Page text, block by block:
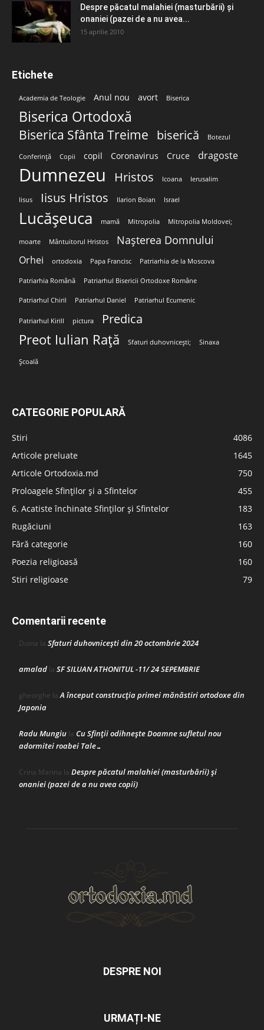
Despre păcatul malahiei (masturbării) şi
onaniei (pazei de a nu avea...
15 aprilie 2010
Etichete
Academia de Teologie Anul nou avort Biserica
Biserica Ortodoxă
Biserica Sfânta Treime biserică Botezul
Conferință Copii copil Coronavirus Cruce dragoste
Dumnezeu Hristos Icoana Ierusalim
Iisus Iisus Hristos Ilarion Boian Israel
Lucășeuca mamă Mitropolia Mitropolia Moldovei;
moarte Mântuitorul Hristos Nașterea Domnului
Orhei ortodoxia Papa Francisc Patriarhia de la Moscova
Patriarhia Română Patriarhul Bisericii Ortodoxe Române
Patriarhul Chiril Patriarhul Daniel Patriarhul Ecumenic
Patriarhul Kirill pictura Predica
Preot Iulian Rață Sfaturi duhovnicești; Sinaxa
Școală
CATEGORIE POPULARĂ
Stiri
4086
Articole preluate
1645
Articole Ortodoxia.md
750
Proloagele Sfinților și a Sfintelor
455
6. Acatiste închinate Sfinților și Sfintelor
183
Rugăciuni
163
Fără categorie
160
Poezia religioasă
160
Stiri religioase
79
Comentarii recente
Doina la Sfaturi duhovnicești din 20 octombrie 2024
amalad la SF SILUAN ATHONITUL -11/ 24 SEPEMBRIE
gheorghe laA început construcţia primei mănăstiri ortodoxe din
Japonia
Radu Mungiu la Cu Sfinții odihnește Doamne sufletul nou
adormitei roabei Tale…
Crina Marina la Despre păcatul malahiei (masturbării) şi
onaniei (pazei de a nu avea copii)
DESPRE NOI
URMAȚI-NE